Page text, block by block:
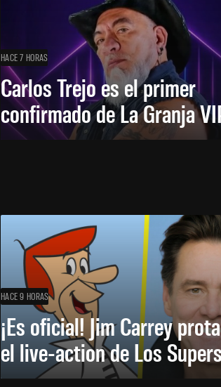
HACE 7 HORAS
Carlos Trejo es el primer
confirmado de La Granja
HACE 9 HORAS
¡Es oficial! Jim Carrey
el live-action de Los